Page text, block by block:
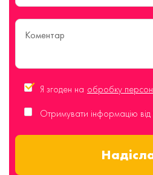
Я згоден на обробку
Отримувати інформацію